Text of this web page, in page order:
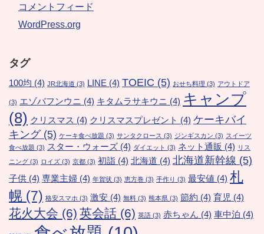
コメントフィード
WordPress.org
タグ
100均 (4) JR北海道 (3) LINE (4) TOEIC (5) おせち料理 (3) アウトドア
(3) エゾバフンウニ (4) キタムラサキウニ (4) キャンプ
(8) クリスマス (4) クリスマスプレゼント (4) ケーキバイ
キング(5) ケーキ食べ放題 (3) サンタクロース (3) ジンギスカン (3) スイーツ
食べ放題 (3) スター・ウォーズ (4) ダイエット (3) ネット通販 (4) リス
ニング (3) ロイズ (3) 京都 (3) 初詣 (4) 北海道 (4) 北海道新幹線 (5)
子供 (4) 専業主婦 (4) 年賀状 (3) 恵方巻 (3) 手作り (3) 最安値 (4) 札
幌 (7) 格安スマホ (3) 激安 (4) 無料 (3) 熊本県 (3) 節約 (4) 育児 (4)
花火大会 (6) 英会話 (6) 英語 (3) 赤ちゃん (4) 車中泊 (4)